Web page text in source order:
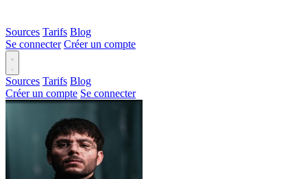
Sources Tarifs Blog
Se connecter Créer un compte
Sources Tarifs Blog
Créer un compte Se connecter